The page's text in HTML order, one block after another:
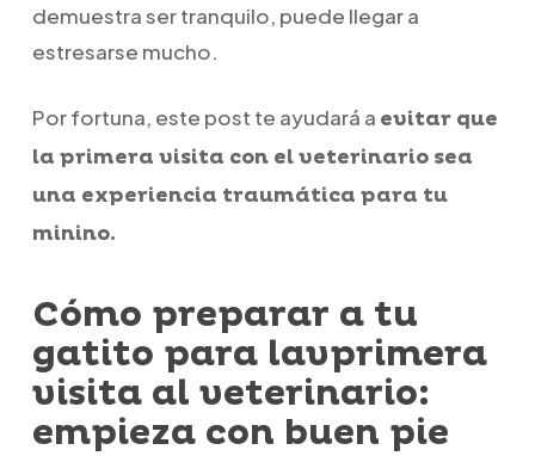
demuestra ser tranquilo, puede llegar a
estresarse mucho.
Por fortuna, este post te ayudará a evitar que
la primera visita con el veterinario sea
una experiencia traumática para tu
minino.
Cómo preparar a tu
gatito para lavprimera
visita al veterinario:
empieza con buen pie